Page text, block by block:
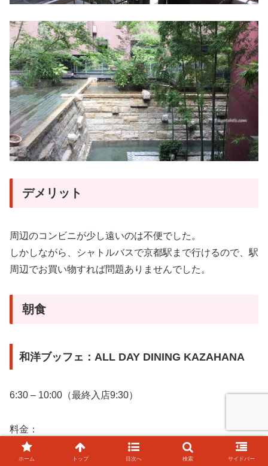
デメリット
周辺のコンビニが少し遠いのは不便でした。
しかしながら、シャトルバスで京都駅まで行けるので、駅
周辺でお買い物すれば問題ありませんでした。
朝食
和洋ブッフェ：ALL DAY DINING KAZAHANA
6:30 – 10:00（最終入店9:30）
料金：
大人（13歳以上）：3,356円
4歳から12歳：1,678円
ホーム トップ 目次へ 検索 サイドバー